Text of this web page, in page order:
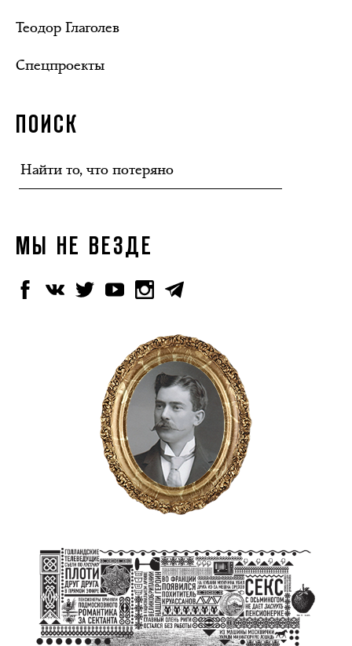
Теодор Глаголев
Спецпроекты
ПОИСК
МЫ НЕ ВЕЗДЕ